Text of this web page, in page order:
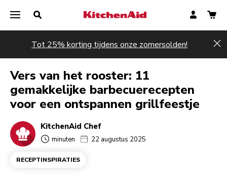
Tot 25% korting tijdens onze zomersolden!
Vers van het rooster: 11
gemakkelijke barbecuerecepten
voor een ontspannen grillfeestje
KitchenAid Chef
minuten 22 augustus 2025
RECEPTINSPIRATIES